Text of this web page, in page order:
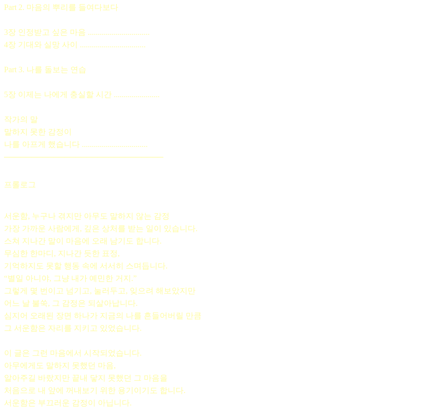
Part 2. 마음의 뿌리를 들여다보다
3장 인정받고 싶은 마음 ...............................
4장 기대와 실망 사이 .................................
Part 3. 나를 돌보는 연습
5장 이제는 나에게 충실할 시간 .......................
작가의 말
말하지 못한 감정이
나를 아프게 했습니다 .................................
─────────────────────────────
프롤로그
서운함, 누구나 겪지만 아무도 말하지 않는 감정
가장 가까운 사람에게, 깊은 상처를 받는 일이 있습니다.
스쳐 지나간 말이 마음에 오래 남기도 합니다.
무심한 한마디, 지나간 듯한 표정,
기억하지도 못할 행동 속에 서서히 스며듭니다.
“별일 아니야, 그냥 내가 예민한 거지.”
그렇게 몇 번이고 넘기고, 눌러두고, 잊으려 해보았지만
어느 날 불쑥, 그 감정은 되살아납니다.
심지어 오래된 장면 하나가 지금의 나를 흔들어버릴 만큼
그 서운함은 자리를 지키고 있었습니다.
이 글은 그런 마음에서 시작되었습니다.
아무에게도 말하지 못했던 마음,
알아주길 바랐지만 끝내 닿지 못했던 그 마음을
처음으로 내 앞에 꺼내보기 위한 용기이기도 합니다.
서운함은 부끄러운 감정이 아닙니다.